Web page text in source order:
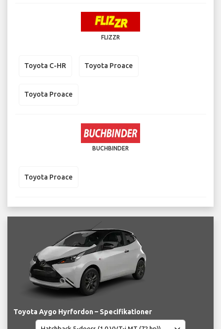
FLIZZR
Toyota C-HR Toyota Proace
Toyota Proace
BUCHBINDER
Toyota Proace
Toyota Aygo Hyrfordon – Specifikationer